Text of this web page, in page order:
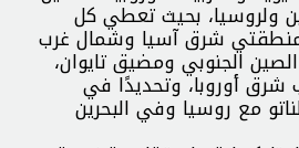
ولروسيا، بحيث تعطي كل
لمنطقتي شرق آسيا وشمال غرب
الجنوبي ومضيق تايوان،
أوروبا، وتحديدًا في
مع روسيا وفي البحرين